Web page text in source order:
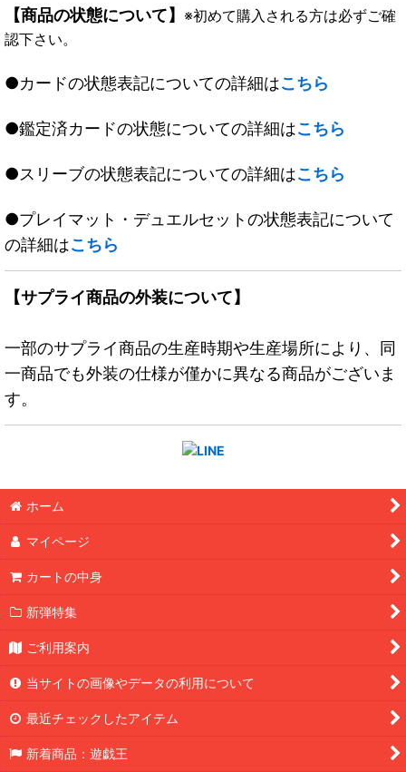
【商品の状態について】 ※初めて購入される方は必ずご確
認下さい。
●カードの状態表記についての詳細はこちら
●鑑定済カードの状態についての詳細はこちら
●スリーブの状態表記についての詳細はこちら
●プレイマット・デュエルセットの状態表記について
の詳細はこちら
【サプライ商品の外装について】
一部のサプライ商品の生産時期や生産場所により、同
一商品でも外装の仕様が僅かに異なる商品がございま
す。
ホーム
マイページ
カートの中身
新弾特集
ご利用案内
当サイトの画像やデータの利用について
最近チェックしたアイテム
新着商品：遊戯王